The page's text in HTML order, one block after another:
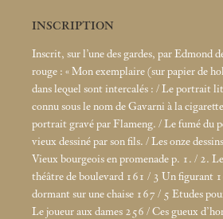
INSCRIPTION
Inscrit, sur l’une des gardes, par Edmond
rouge : «Mon exemplaire (sur papier de
dans lequel sont intercalés : / Le portrait
connu sous le nom de Gavarni à la
portrait gravé par Flameng. / Le fumé du
vieux dessiné par son fils. / Les onze
Vieux bourgeois en promenade p. 1. / 2.
théâtre de boulevard 161 / 3 Un figurant
dormant sur une chaise 167 / 5 Etudes
Le joueur aux dames 256 / Ces gueux